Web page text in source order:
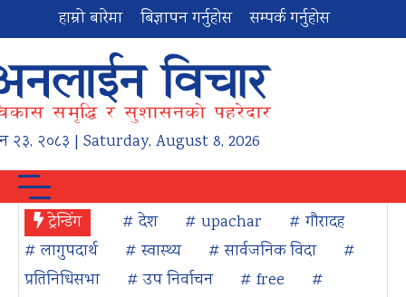
हाम्रो बारेमा बिज्ञापन गर्नुहोस सम्पर्क गर्नुहोस
२३, २०८३ | Saturday, August 8, 2026
ट्रेन्डिंग # देश # upachar
# गौरादह
# लागुपदार्थ
# स्वास्थ्य # सार्वजनिक विदा
#
प्रतिनिधिसभा
# उप निर्वाचन # free
#